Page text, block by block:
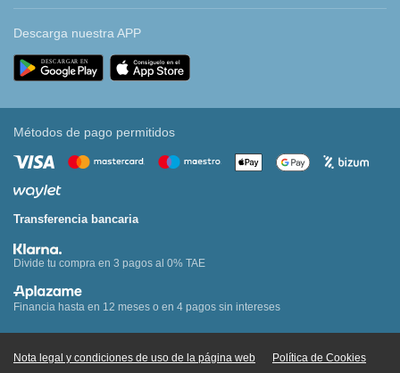
Descarga nuestra APP
Métodos de pago permitidos
Transferencia bancaria
Divide tu compra en 3 pagos al 0% TAE
Financia hasta en 12 meses o en 4 pagos sin intereses
Nota legal y condiciones de uso de la página web Política de Cookies